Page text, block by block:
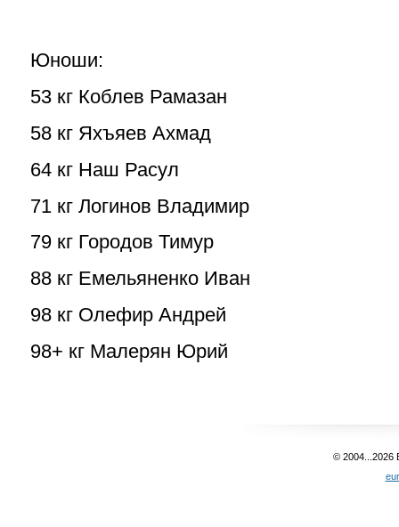
Юноши:
53 кг Коблев Рамазан
58 кг Яхъяев Ахмад
64 кг Наш Расул
71 кг Логинов Владимир
79 кг Городов Тимур
88 кг Емельяненко Иван
98 кг Олефир Андрей
98+ кг Малерян Юрий
© 2004...2026